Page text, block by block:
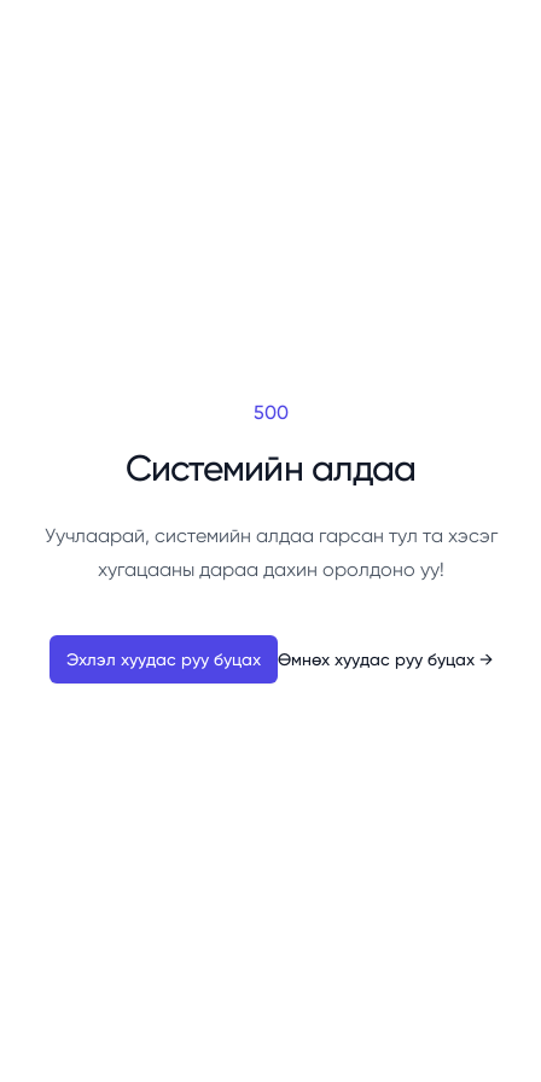
500
Системийн алдаа
Уучлаарай, системийн алдаа гарсан тул та хэсэг
хугацааны дараа дахин оролдоно уу!
Эхлэл хуудас руу буцах Өмнөх хуудас руу буцах →